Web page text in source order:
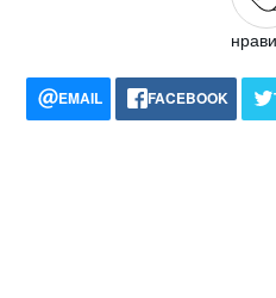
EMAIL FACEBOOK